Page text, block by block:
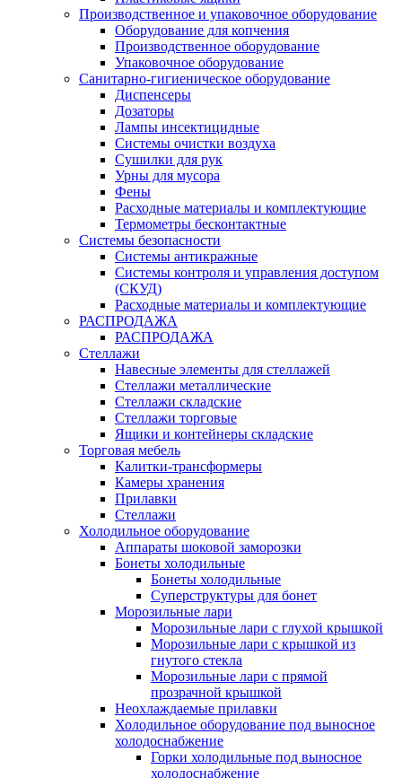
Производственное и упаковочное оборудование
Оборудование для копчения
Производственное оборудование
Упаковочное оборудование
Санитарно-гигиеническое оборудование
Диспенсеры
Дозаторы
Лампы инсектицидные
Системы очистки воздуха
Сушилки для рук
Урны для мусора
Фены
Расходные материалы и комплектующие
Термометры бесконтактные
Системы безопасности
Системы антикражные
Системы контроля и управления доступом
(СКУД)
Расходные материалы и комплектующие
РАСПРОДАЖА
РАСПРОДАЖА
Стеллажи
Навесные элементы для стеллажей
Стеллажи металлические
Стеллажи складские
Стеллажи торговые
Ящики и контейнеры складские
Торговая мебель
Калитки-трансформеры
Камеры хранения
Прилавки
Стеллажи
Холодильное оборудование
Аппараты шоковой заморозки
Бонеты холодильные
Бонеты холодильные
Суперструктуры для бонет
Морозильные лари
Морозильные лари с глухой крышкой
Морозильные лари с крышкой из
гнутого стекла
Морозильные лари с прямой
прозрачной крышкой
Неохлаждаемые прилавки
Холодильное оборудование под выносное
холодоснабжение
Горки холодильные под выносное
холодоснабжение